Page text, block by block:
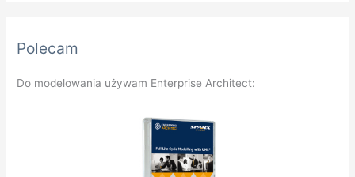
Polecam
Do modelowania używam Enterprise Architect: